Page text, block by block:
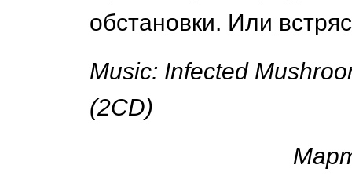
обстановки. Или
Music: Infected
(2CD)